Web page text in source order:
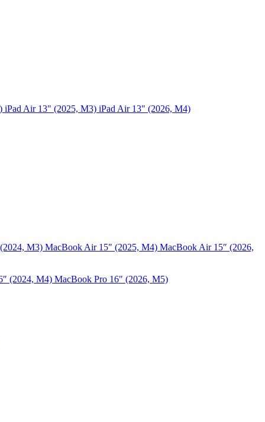
iPad Air 13" (2025, M3) iPad Air 13" (2026, M4)
M3) MacBook Air 15" (2025, M4) MacBook Air 15″ (2026,
(2024, M4) MacBook Pro 16" (2026, M5)